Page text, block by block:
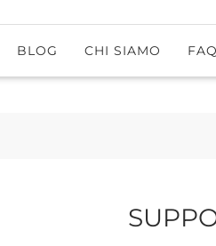
BLOG CHI SIAMO FAQ